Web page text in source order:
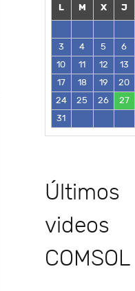
L M X J
3
4 5 6
10
11 12 13
17
18 19 20
24
25 26 27
31
Últimos
videos
COMSOL